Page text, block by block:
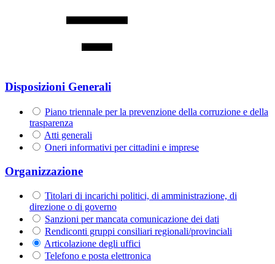
Disposizioni Generali
Piano triennale per la prevenzione della corruzione e della
trasparenza
Atti generali
Oneri informativi per cittadini e imprese
Organizzazione
Titolari di incarichi politici, di amministrazione, di
direzione o di governo
Sanzioni per mancata comunicazione dei dati
Rendiconti gruppi consiliari regionali/provinciali
Articolazione degli uffici
Telefono e posta elettronica